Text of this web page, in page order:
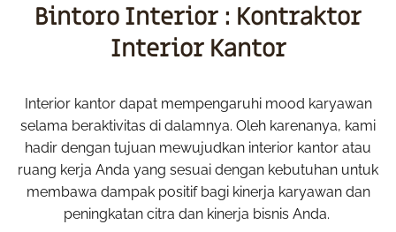
Bintoro Interior : Kontraktor
Interior Kantor
Interior kantor dapat mempengaruhi mood karyawan
selama beraktivitas di dalamnya. Oleh karenanya, kami
hadir dengan tujuan mewujudkan interior kantor atau
ruang kerja Anda yang sesuai dengan kebutuhan untuk
membawa dampak positif bagi kinerja karyawan dan
peningkatan citra dan kinerja bisnis Anda.